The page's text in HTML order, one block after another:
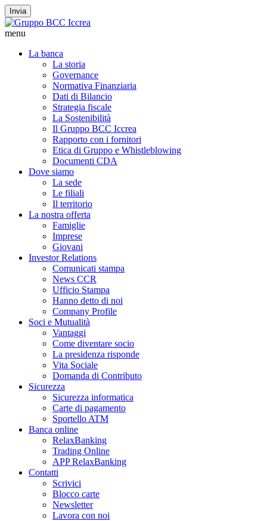
Invia
menu
La banca
La storia
Governance
Normativa Finanziaria
Dati di Bilancio
Strategia fiscale
La Sostenibilità
Il Gruppo BCC Iccrea
Rapporto con i fornitori
Etica di Gruppo e Whistleblowing
Documenti CDA
Dove siamo
La sede
Le filiali
Il territorio
La nostra offerta
Famiglie
Imprese
Giovani
Investor Relations
Comunicati stampa
News CCR
Ufficio Stampa
Hanno detto di noi
Company Profile
Soci e Mutualità
Vantaggi
Come diventare socio
La presidenza risponde
Vita Sociale
Domanda di Contributo
Sicurezza
Sicurezza informatica
Carte di pagamento
Sportello ATM
Banca online
RelaxBanking
Trading Online
APP RelaxBanking
Contatti
Scrivici
Blocco carte
Newsletter
Lavora con noi